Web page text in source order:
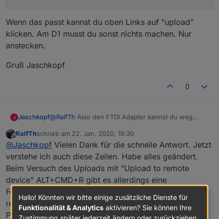
Wenn das passt kannst du oben Links auf "upload"
klicken. Am D1 musst du sonst nichts machen. Nur
anstecken.
Gruß Jaschkopf
0
J Jaschkopf@RalfTh Also den FTDI Adapter kannst du weg
Controller an Board. Damit kannst du deinen D1-
Mini direkt per Micro USB an den Rechner hängen.
Das flashen kannst du auch direkt über Atom bzw.
PlatformIO durchführen. Dazu den COM-Port raus
suchen und in der Datei platromio.ini in Zeile 71-82
den Port eingeben und die anderen Zeile
board_build.f_cpu         = 80000000L
monitor_speed             = 115200
upload_speed              = 115200
; *** Upload Serial reset method for Wemos
upload_resetmethod        = nodemcu
upload_port               = COM5
;upload_port = /dev/cu.SLAB_USBtoUART
Wenn das passt kannst du oben Links auf "upload"
klicken. Am D1 musst du sonst nichts machen. Nur
anstecken.
Gruß Jaschkopf
Offline
RalfThschrieb am 22. Jan. 2020, 19:30
zuletzt editiert von
@Jaschkopf Vielen Dank für die schnelle Antwort. Jetzt
verstehe ich auch diese Zeilen. Habe alles geändert.
Beim Versuch des Uploads mit "Upload to remote
device" ALT+CMD+R gibt es allerdings eine
Fehlermeldung: "Platformio failed to run Command:
remote" und weiter "Please make sure that "build"
Package ist installed and activated.
Hallo! Könnten wir bitte einige zusätzliche Dienste für
Funktionalität & Analytics aktivieren? Sie können Ihre